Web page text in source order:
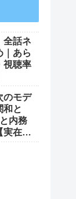
全話ネ
｜あら
視聴率
のモデ
和と
内務
実在モ